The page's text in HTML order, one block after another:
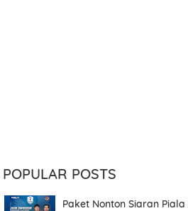
POPULAR POSTS
Paket Nonton Siaran Piala